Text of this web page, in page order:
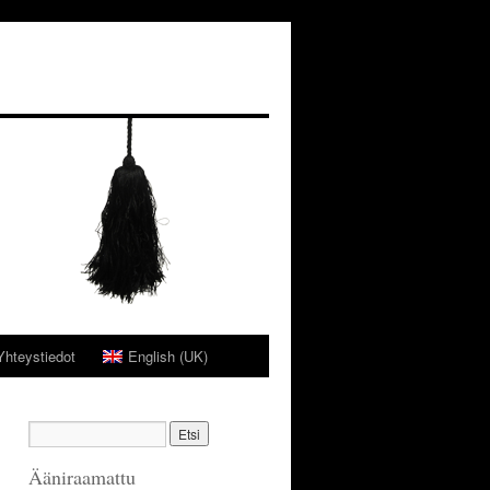
English (UK)
Ääniraamattu